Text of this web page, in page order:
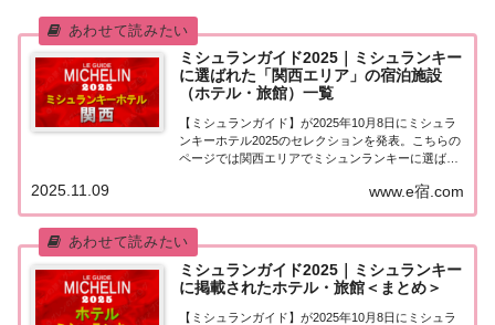
ミシュランガイド2025｜ミシュランキー
に選ばれた「関西エリア」の宿泊施設
（ホテル・旅館）一覧
【ミシュランガイド】が2025年10月8日にミシュラ
ンキーホテル2025のセレクションを発表。こちらの
ページでは関西エリアでミシュンランキーに選ばれ
た。ミシュランキー2025「関西エリア」の宿泊施設
関西エリアで「ミシュランキー2025」...
www.e宿.com
2025.11.09
ミシュランガイド2025｜ミシュランキー
に掲載されたホテル・旅館＜まとめ＞
【ミシュランガイド】が2025年10月8日にミシュラ